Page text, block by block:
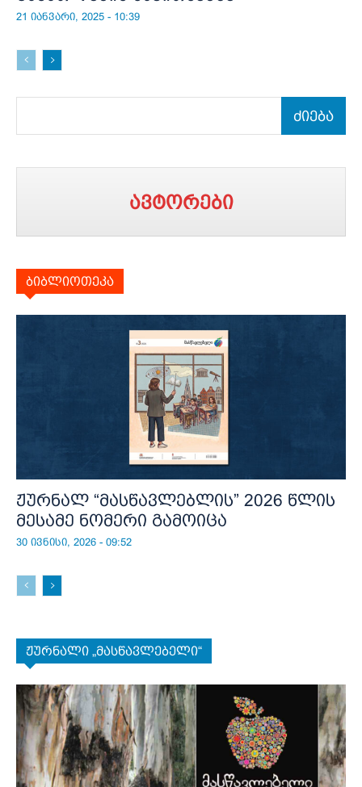
21 იანვარი, 2025 - 10:39
ძიება
ავტორები
ბიბლიოთეკა
ჟურნალ “მასწავლებლის” 2026 წლის
მესამე ნომერი გამოიცა
30 ივნისი, 2026 - 09:52
ჟურნალი „მასწავლებელი“